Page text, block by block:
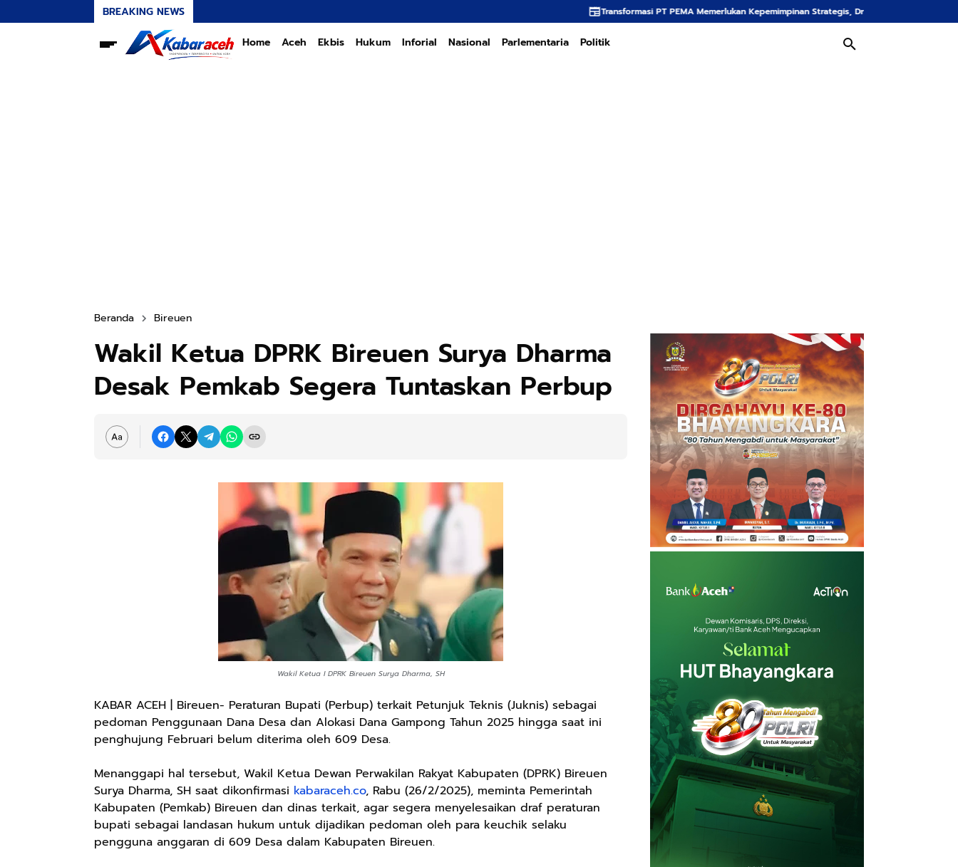
BREAKING NEWS Transformasi PT PEMA Memerlukan Kepemimpinan Strategis, Dr. Said Mulyadi Dinilai Memenuhi Kriteria
Home Aceh Ekbis Hukum Inforial Nasional Parlementaria Politik
Beranda Bireuen
Wakil Ketua DPRK Bireuen Surya Dharma
Desak Pemkab Segera Tuntaskan Perbup
Wakil Ketua I DPRK Bireuen Surya Dharma, SH
KABAR ACEH | Bireuen- Peraturan Bupati (Perbup) terkait Petunjuk Teknis (Juknis) sebagai
pedoman Penggunaan Dana Desa dan Alokasi Dana Gampong Tahun 2025 hingga saat ini
penghujung Februari belum diterima oleh 609 Desa.
Menanggapi hal tersebut, Wakil Ketua Dewan Perwakilan Rakyat Kabupaten (DPRK) Bireuen
Surya Dharma, SH saat dikonfirmasi kabaraceh.co, Rabu (26/2/2025), meminta Pemerintah
Kabupaten (Pemkab) Bireuen dan dinas terkait, agar segera menyelesaikan draf peraturan
bupati sebagai landasan hukum untuk dijadikan pedoman oleh para keuchik selaku
pengguna anggaran di 609 Desa dalam Kabupaten Bireuen.